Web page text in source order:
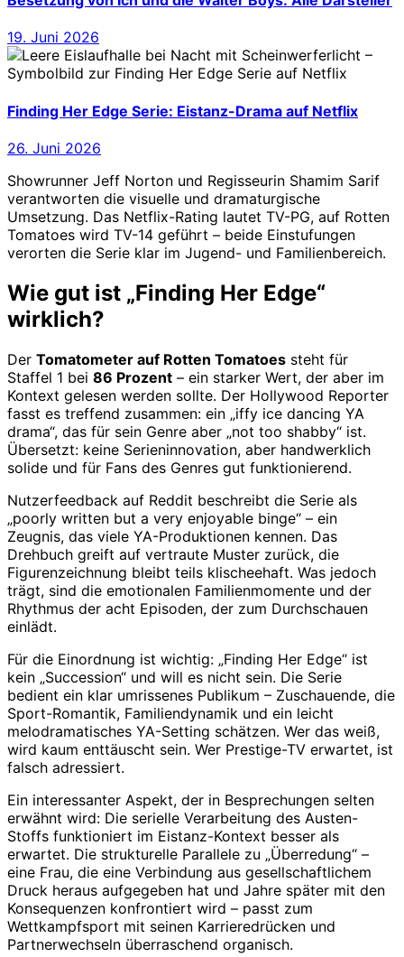
19. Juni 2026
Finding Her Edge Serie: Eistanz-Drama auf Netflix
26. Juni 2026
Showrunner Jeff Norton und Regisseurin Shamim Sarif
verantworten die visuelle und dramaturgische
Umsetzung. Das Netflix-Rating lautet TV-PG, auf Rotten
Tomatoes wird TV-14 geführt – beide Einstufungen
verorten die Serie klar im Jugend- und Familienbereich.
Wie gut ist „Finding Her Edge“
wirklich?
Der Tomatometer auf Rotten Tomatoes steht für
Staffel 1 bei 86 Prozent – ein starker Wert, der aber im
Kontext gelesen werden sollte. Der Hollywood Reporter
fasst es treffend zusammen: ein „iffy ice dancing YA
drama“, das für sein Genre aber „not too shabby“ ist.
Übersetzt: keine Serieninnovation, aber handwerklich
solide und für Fans des Genres gut funktionierend.
Nutzerfeedback auf Reddit beschreibt die Serie als
„poorly written but a very enjoyable binge“ – ein
Zeugnis, das viele YA-Produktionen kennen. Das
Drehbuch greift auf vertraute Muster zurück, die
Figurenzeichnung bleibt teils klischeehaft. Was jedoch
trägt, sind die emotionalen Familienmomente und der
Rhythmus der acht Episoden, der zum Durchschauen
einlädt.
Für die Einordnung ist wichtig: „Finding Her Edge“ ist
kein „Succession“ und will es nicht sein. Die Serie
bedient ein klar umrissenes Publikum – Zuschauende, die
Sport-Romantik, Familiendynamik und ein leicht
melodramatisches YA-Setting schätzen. Wer das weiß,
wird kaum enttäuscht sein. Wer Prestige-TV erwartet, ist
falsch adressiert.
Ein interessanter Aspekt, der in Besprechungen selten
erwähnt wird: Die serielle Verarbeitung des Austen-
Stoffs funktioniert im Eistanz-Kontext besser als
erwartet. Die strukturelle Parallele zu „Überredung“ –
eine Frau, die eine Verbindung aus gesellschaftlichem
Druck heraus aufgegeben hat und Jahre später mit den
Konsequenzen konfrontiert wird – passt zum
Wettkampfsport mit seinen Karrieredrücken und
Partnerwechseln überraschend organisch.